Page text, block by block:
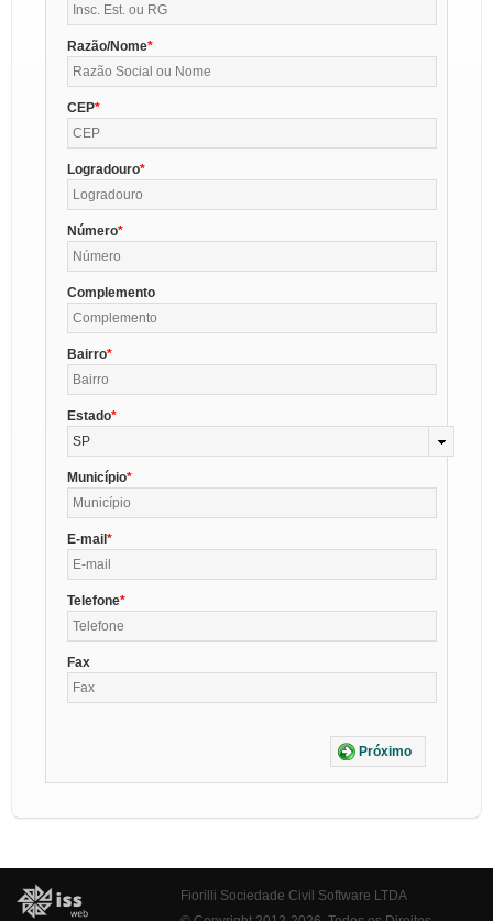
Razão/Nome
CEP
Logradouro
Número
Complemento
Bairro
Estado
SP
Município
E-mail
Telefone
Fax
Próximo
Fiorilli Sociedade Civil Software LTDA